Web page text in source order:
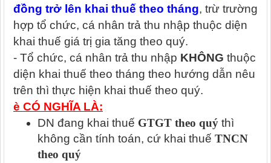
đồng trở lên khai thuế theo tháng, trừ trường
hợp tổ chức, cá nhân trả thu nhập thuộc diện
khai thuế giá trị gia tăng theo quý.
- Tổ chức, cá nhân trả thu nhập KHÔNG thuộc
diện khai thuế theo tháng theo hướng dẫn nêu
trên thì thực hiện khai thuế theo quý.
è CÓ NGHĨA LÀ:
DN đang khai thuế GTGT theo quý thì
không cần tính toán, cứ khai thuế TNCN
theo quý